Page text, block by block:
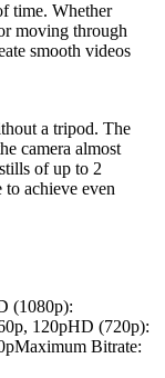
time. Whether
moving through
smooth videos
a tripod. The
camera almost
of up to 2
achieve even
(1080p):
120pHD (720p):
Bitrate: